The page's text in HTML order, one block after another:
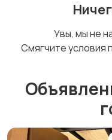
сигнализации
Сад и огород
Увы, мы не
Смягчите условия